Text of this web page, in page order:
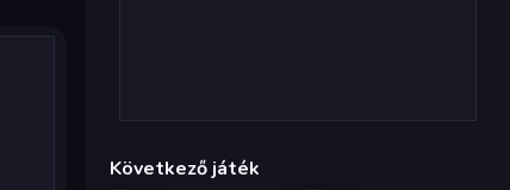
Következő játék